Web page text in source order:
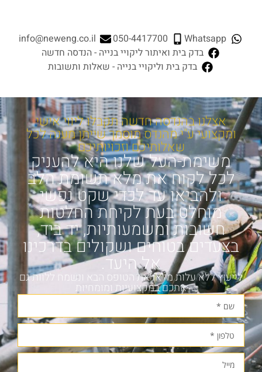
Whatsapp
050-4417700
info@neweng.co.il
בדק בית ואיתור ליקויי בנייה - הנדסה חדשה
בדק בית וליקויי בנייה - שאלות ותשובות
אצלנו בהנדסה חדשה תקבלו ליווי אישי
ומקצועי ע"י מהנדס מוסמך שייתן מענה לכל
שאלותיכם וזכויותיכם
משימת-העל שלנו היא להעניק
לכל לקוח את מלא תשומת הלב
ולהביאו עד לכדי שקט נפשי
מוחלט בעת לקיחת החלטות
חשובות ומשמעותיות, יד ביד,
בצעדים בטוחים ושקולים בדרכינו
אל היעד.
לייעוץ ללא עלות מלאו את הטופס הבא ונשמח ללוות גם
אתכם במקצועיות ומומחיות